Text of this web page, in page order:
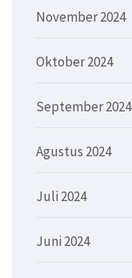
November 2024
Oktober 2024
September 2024
Agustus 2024
Juli 2024
Juni 2024